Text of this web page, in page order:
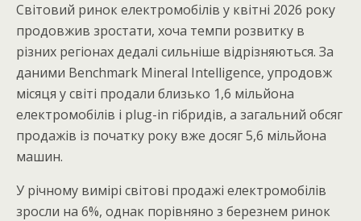
Світовий ринок електромобілів у квітні 2026 року
продовжив зростати, хоча темпи розвитку в
різних регіонах дедалі сильніше відрізняються. За
даними Benchmark Mineral Intelligence, упродовж
місяця у світі продали близько 1,6 мільйона
електромобілів і plug-in гібридів, а загальний обсяг
продажів із початку року вже досяг 5,6 мільйона
машин.
У річному вимірі світові продажі електромобілів
зросли на 6%, однак порівняно з березнем ринок